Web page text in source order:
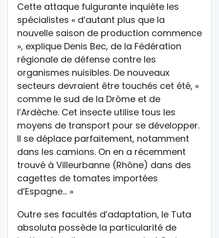
Cette attaque fulgurante inquiète les
spécialistes « d’autant plus que la
nouvelle saison de production commence
», explique Denis Bec, de la Fédération
régionale de défense contre les
organismes nuisibles. De nouveaux
secteurs devraient être touchés cet été, «
comme le sud de la Drôme et de
l’Ardèche. Cet insecte utilise tous les
moyens de transport pour se développer.
Il se déplace parfaitement, notamment
dans les camions. On en a récemment
trouvé à Villeurbanne (Rhône) dans des
cagettes de tomates importées
d’Espagne… »
Outre ses facultés d’adaptation, le Tuta
absoluta possède la particularité de